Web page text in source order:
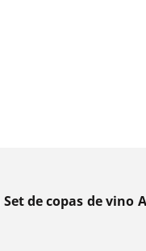
Set de copas de vino